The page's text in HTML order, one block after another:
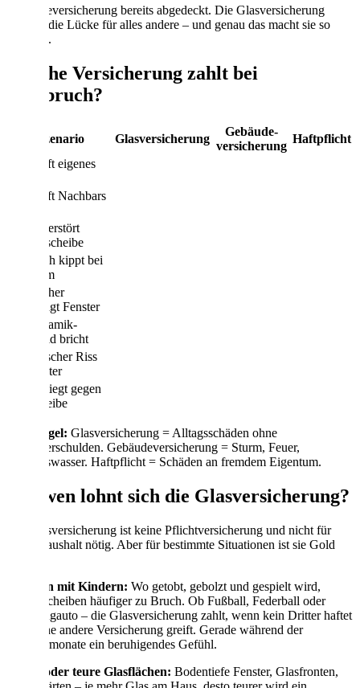
Gebäudeversicherung bereits abgedeckt. Die Glasversicherung
schließt die Lücke für alles andere – und genau das macht sie so
wertvoll.
Welche Versicherung zahlt bei
Glasbruch?
Szenario Glasversicherung
Gebäude­
versicherung
Haftpflicht
Ball trifft eigenes
Ball trifft Nachbars
Sturm zerstört
Fensterscheibe
Glastisch kippt bei
Party um
Einbrecher
zerschlägt Fenster
Glaskeramik-
Kochfeld bricht
Thermischer Riss
im Fenster
Vogel fliegt gegen
die Scheibe
Faustregel: Glasversicherung = Alltagsschäden ohne
Fremdverschulden. Gebäudeversicherung = Sturm, Feuer,
Leitungswasser. Haftpflicht = Schäden an fremdem Eigentum.
Für wen lohnt sich die Glasversicherung?
Die Glasversicherung ist keine Pflichtversicherung und nicht für
jeden Haushalt nötig. Aber für bestimmte Situationen ist sie Gold
Familien mit Kindern: Wo getobt, gebolzt und gespielt wird,
gehen Scheiben häufiger zu Bruch. Ob Fußball, Federball oder
Spielzeugauto – die Glasversicherung zahlt, wenn kein Dritter haftet
und keine andere Versicherung greift. Gerade während der
Sommermonate ein beruhigendes Gefühl.
Große oder teure Glasflächen: Bodentiefe Fenster, Glasfronten,